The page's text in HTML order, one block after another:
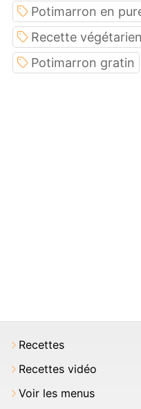
Potimarron en
Recette
Potimarron gratin
Recettes
Recettes vidéo
Voir les menus